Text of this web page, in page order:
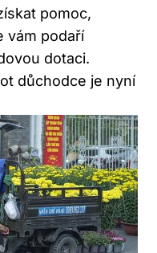
pomoc,
vám podaří
dotaci.
důchodce je nyní